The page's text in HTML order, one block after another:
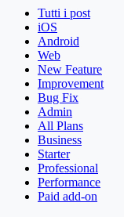
Tutti i post
iOS
Android
Web
New Feature
Improvement
Bug Fix
Admin
All Plans
Business
Starter
Professional
Performance
Paid add-on